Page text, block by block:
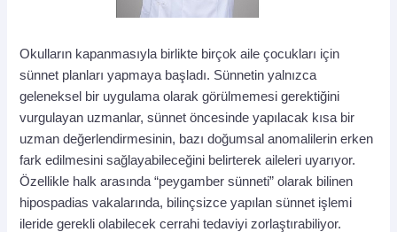
Okulların kapanmasıyla birlikte birçok aile çocukları için
sünnet planları yapmaya başladı. Sünnetin yalnızca
geleneksel bir uygulama olarak görülmemesi gerektiğini
vurgulayan uzmanlar, sünnet öncesinde yapılacak kısa bir
uzman değerlendirmesinin, bazı doğumsal anomalilerin erken
fark edilmesini sağlayabileceğini belirterek aileleri uyarıyor.
Özellikle halk arasında “peygamber sünneti” olarak bilinen
hipospadias vakalarında, bilinçsizce yapılan sünnet işlemi
ileride gerekli olabilecek cerrahi tedaviyi zorlaştırabiliyor.